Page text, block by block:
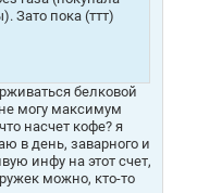
Зато пока (ттт)
белковой
могу максимум
насчет кофе? я
в день, заварного и
инфу на этот счет,
можно, кто-то